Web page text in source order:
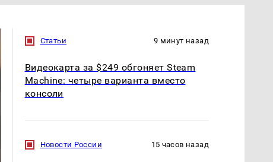
Статьи 9 минут назад
Видеокарта за $249 обгоняет Steam
Machine: четыре варианта вместо
консоли
Новости России 15 часов назад